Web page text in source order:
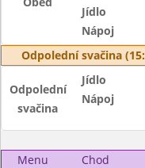
Jídlo
Nápoj
Odpolední svačina
Odpolední
svačina
Jídlo
Nápoj
Menu Chod